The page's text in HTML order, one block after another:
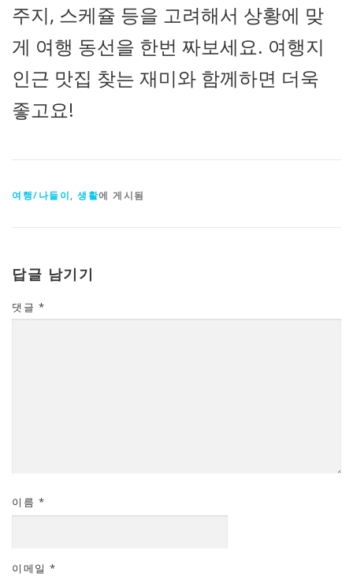
주지, 스케쥴 등을 고려해서 상황에 맞
게 여행 동선을 한번 짜보세요. 여행지
인근 맛집 찾는 재미와 함께하면 더욱
좋고요!
여행/나들이, 생활에 게시됨
답글 남기기
댓글 *
이름 *
이메일 *